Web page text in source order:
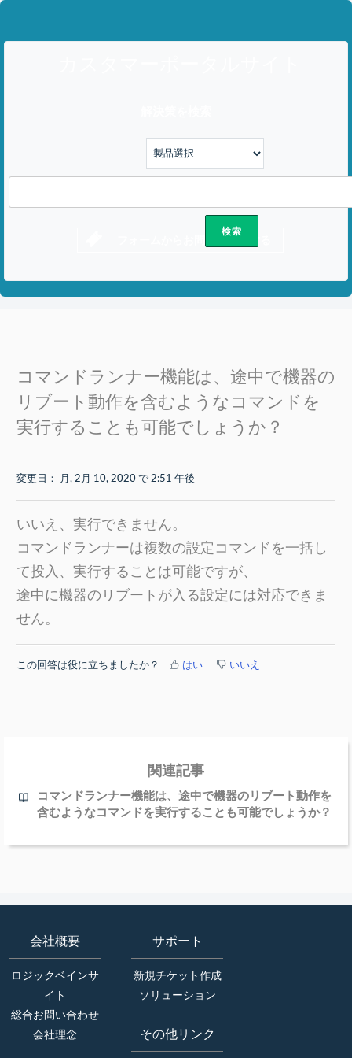
コマンドランナー機能は、途中で機器の
リブート動作を含むようなコマンドを
実行することも可能でしょうか？
変更日： 月, 2月 10, 2020 で 2:51 午後
いいえ、実行できません。
コマンドランナーは複数の設定コマンドを一括し
て投入、実行することは可能ですが、
途中に機器のリブートが入る設定には対応できま
せん。
この回答は役に立ちましたか？ はい いいえ
関連記事
コマンドランナー機能は、途中で機器のリブート動作を
含むようなコマンドを実行することも可能でしょうか？
会社概要
ロジックベインサ
イト
総合お問い合わせ
会社理念
サポート
新規チケット作成
ソリューション
その他リンク